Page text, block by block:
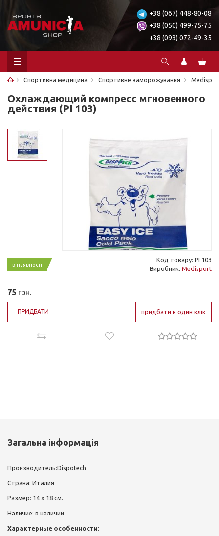
+38 (067) 448-80-08
+38 (050) 499-75-75
+38 (093) 072-49-35
Спортивна медицина Спортивне заморожування
Охлаждающий компресс мгновенного
действия (PI 103)
в наявності
Код товару: PI 103
Виробник: Medisport
75 грн.
ПРИДБАТИ придбати в один клік
Загальна інформація
Производитель:Dispotech
Страна: Италия
Размер: 14 х 18 см.
Наличие: в наличии
Характерные особенности: